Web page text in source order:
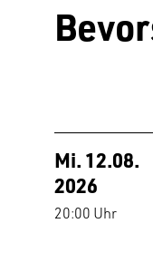
Mi. 12.08.
2026
20:00 Uhr